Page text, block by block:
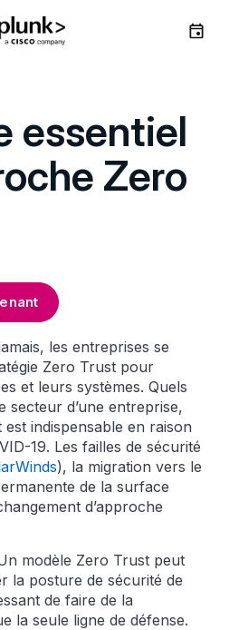
essentiel
Zero
les entreprises se
Zero Trust pour
et leurs systèmes. Quels
secteur d’une entreprise,
indispensable en raison
19. Les failles de sécurité
), la migration vers le
de la surface
d’approche
modèle Zero Trust peut
la posture de sécurité de
de faire de la
la seule ligne de défense.